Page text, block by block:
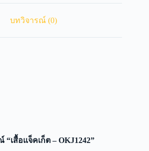
บทวิจารณ์ (0)
เสื้อแจ็คเก็ต – OKJ1242”